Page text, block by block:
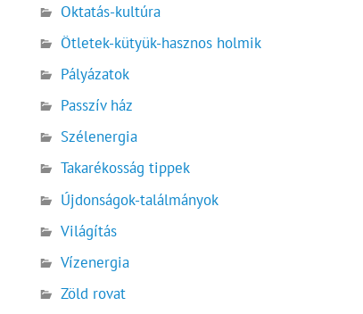
Oktatás-kultúra
Ötletek-kütyük-hasznos holmik
Pályázatok
Passzív ház
Szélenergia
Takarékosság tippek
Újdonságok-találmányok
Világítás
Vízenergia
Zöld rovat